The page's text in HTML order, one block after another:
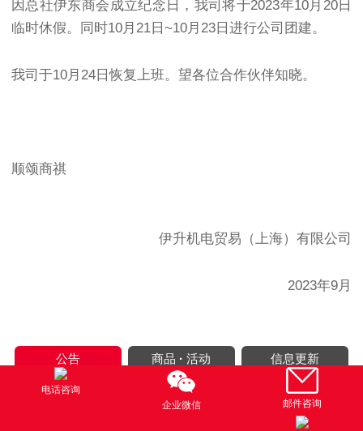
因总社伊东商会成立纪念日，我司将于2023年10月20日
临时休假。同时10月21日~10月23日进行公司团建。
我司于10月24日恢复上班。望各位合作伙伴知晓。
顺颂商祺
伊升机电贸易（上海）有限公司
2023年9月
公告 商品 · 活动 信息更新
电话咨询
企业微信
邮件咨询